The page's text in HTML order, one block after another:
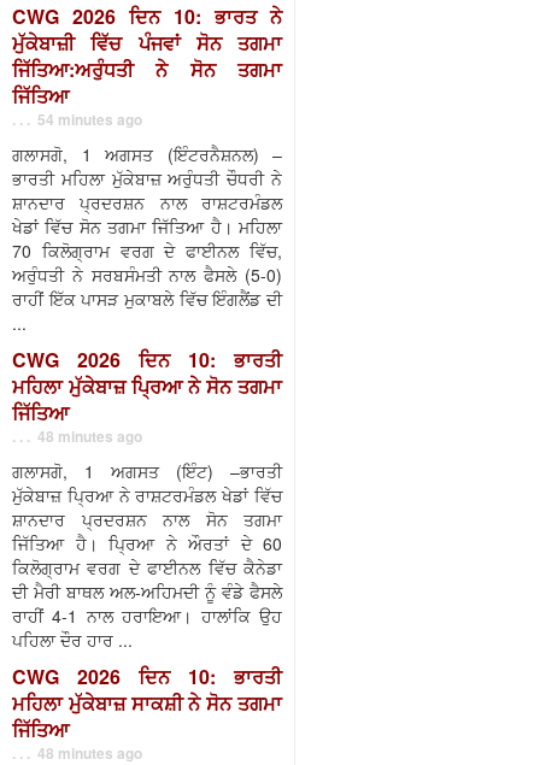
CWG 2026 ਦਿਨ 10: ਭਾਰਤ ਨੇ
ਮੁੱਕੇਬਾਜ਼ੀ ਵਿੱਚ ਪੰਜਵਾਂ ਸੋਨ ਤਗਮਾ
ਜਿੱਤਿਆ:ਅਰੁੰਧਤੀ ਨੇ ਸੋਨ ਤਗਮਾ
ਜਿੱਤਿਆ
. . . 54 minutes ago
ਗਲਾਸਗੋ, 1 ਅਗਸਤ (ਇੰਟਰਨੈਸ਼ਨਲ) –
ਭਾਰਤੀ ਮਹਿਲਾ ਮੁੱਕੇਬਾਜ਼ ਅਰੁੰਧਤੀ ਚੌਧਰੀ ਨੇ
ਸ਼ਾਨਦਾਰ ਪ੍ਰਦਰਸ਼ਨ ਨਾਲ ਰਾਸ਼ਟਰਮੰਡਲ
ਖੇਡਾਂ ਵਿੱਚ ਸੋਨ ਤਗਮਾ ਜਿੱਤਿਆ ਹੈ। ਮਹਿਲਾ
70 ਕਿਲੋਗ੍ਰਾਮ ਵਰਗ ਦੇ ਫਾਈਨਲ ਵਿੱਚ,
ਅਰੁੰਧਤੀ ਨੇ ਸਰਬਸੰਮਤੀ ਨਾਲ ਫੈਸਲੇ (5-0)
ਰਾਹੀਂ ਇੱਕ ਪਾਸੜ ਮੁਕਾਬਲੇ ਵਿੱਚ ਇੰਗਲੈਂਡ ਦੀ
...
CWG 2026 ਦਿਨ 10: ਭਾਰਤੀ
ਮਹਿਲਾ ਮੁੱਕੇਬਾਜ਼ ਪ੍ਰਿਆ ਨੇ ਸੋਨ ਤਗਮਾ
ਜਿੱਤਿਆ
. . . 48 minutes ago
ਗਲਾਸਗੋ, 1 ਅਗਸਤ (ਇੰਟ) –ਭਾਰਤੀ
ਮੁੱਕੇਬਾਜ਼ ਪ੍ਰਿਆ ਨੇ ਰਾਸ਼ਟਰਮੰਡਲ ਖੇਡਾਂ ਵਿੱਚ
ਸ਼ਾਨਦਾਰ ਪ੍ਰਦਰਸ਼ਨ ਨਾਲ ਸੋਨ ਤਗਮਾ
ਜਿੱਤਿਆ ਹੈ। ਪ੍ਰਿਆ ਨੇ ਔਰਤਾਂ ਦੇ 60
ਕਿਲੋਗ੍ਰਾਮ ਵਰਗ ਦੇ ਫਾਈਨਲ ਵਿੱਚ ਕੈਨੇਡਾ
ਦੀ ਮੈਰੀ ਬਾਥਲ ਅਲ-ਅਹਿਮਦੀ ਨੂੰ ਵੰਡੇ ਫੈਸਲੇ
ਰਾਹੀਂ 4-1 ਨਾਲ ਹਰਾਇਆ। ਹਾਲਾਂਕਿ ਉਹ
ਪਹਿਲਾ ਦੌਰ ਹਾਰ ...
CWG 2026 ਦਿਨ 10: ਭਾਰਤੀ
ਮਹਿਲਾ ਮੁੱਕੇਬਾਜ਼ ਸਾਕਸ਼ੀ ਨੇ ਸੋਨ ਤਗਮਾ
ਜਿੱਤਿਆ
. . . 48 minutes ago